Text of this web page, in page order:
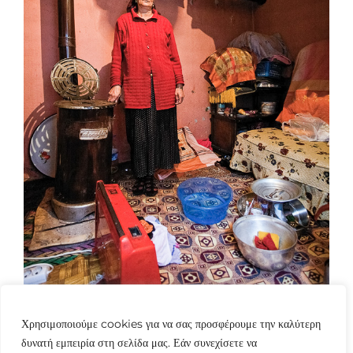
Χρησιμοποιούμε cookies για να σας προσφέρουμε την καλύτερη
δυνατή εμπειρία στη σελίδα μας. Εάν συνεχίσετε να